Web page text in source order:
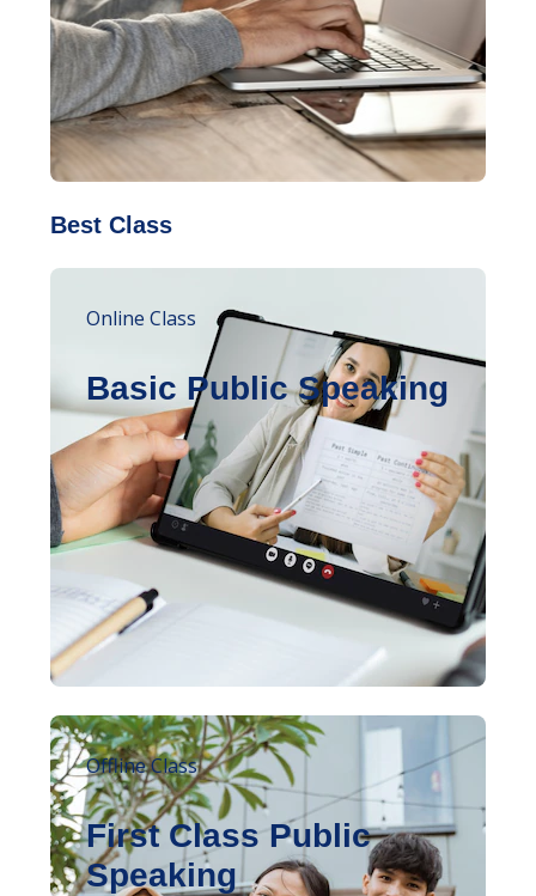
Best Class
Online Class
Basic Public Speaking
Offline Class
First Class Public
Speaking